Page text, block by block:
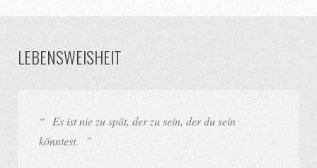
LEBENSWEISHEIT
“ Es ist nie zu spät, der zu sein, der du sein
könntest. ”